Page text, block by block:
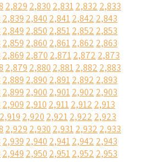
2,829 2,830 2,8312,832 2,833
2,839 2,840 2,8412,842 2,843
2,849 2,850 2,8512,852 2,853
2,859 2,860 2,8612,862 2,863
2,869 2,870 2,8712,872 2,873
2,879 2,880 2,8812,882 2,883
2,889 2,890 2,8912,892 2,893
2,899 2,900 2,9012,902 2,903
2,909 2,910 2,9112,912 2,913
2,919 2,920 2,9212,922 2,923
2,929 2,930 2,9312,932 2,933
2,939 2,940 2,9412,942 2,943
2,949 2,950 2,9512,952 2,953